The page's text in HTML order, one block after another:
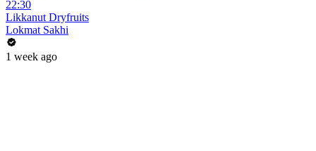
22:30
Likkanut Dryfruits
Lokmat Sakhi
1 week ago